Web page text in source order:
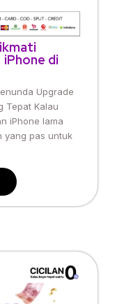
di
Upgrade
Tepat Kalau
iPhone lama
yang pas untuk